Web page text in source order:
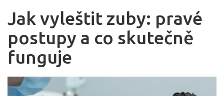
Jak vyleštit zuby: pravé
postupy a co skutečně
funguje